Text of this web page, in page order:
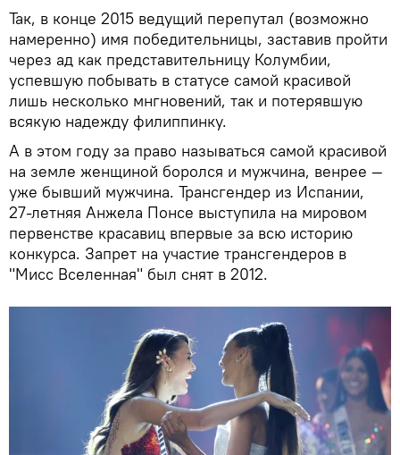
Так, в конце 2015 ведущий перепутал (возможно
намеренно) имя победительницы, заставив пройти
через ад как представительницу Колумбии,
успевшую побывать в статусе самой красивой
лишь несколько мнгновений, так и потерявшую
всякую надежду филиппинку.
А в этом году за право называться самой красивой
на земле женщиной боролся и мужчина, венрее —
уже бывший мужчина. Трансгендер из Испании,
27-летняя Анжела Понсе выступила на мировом
первенстве красавиц впервые за всю историю
конкурса. Запрет на участие трансгендеров в
"Мисс Вселенная" был снят в 2012.